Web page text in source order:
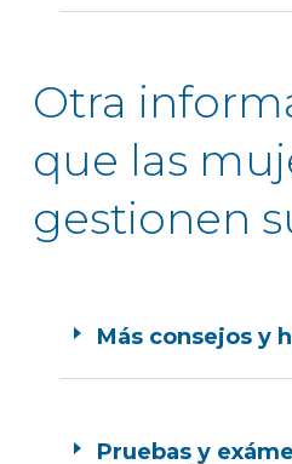
Otra
que las
gestionen
Más consejos y
Pruebas y